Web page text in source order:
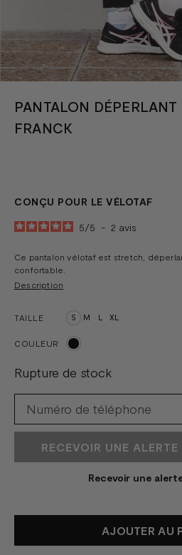
PANTALON DÉPERLANT
FRANCK
CONÇU POUR LE VÉLOTAF
5/5 - 2 avis
Ce pantalon vélotaf est stretch,
confortable.
Description
TAILLE S M L XL
COULEUR
Rupture de stock
RECEVOIR UNE
Recevoir une
AJOUTER AU